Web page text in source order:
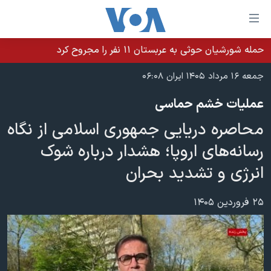
لینکهای
قابل
دسترسی
جهش
محتوای
جهش
به
صفحه
اصلی
جهش
به
جستجو
خانه
نسخه سبک وب‌سایت
موضوع ها
ایران
آمریکا
جهان
ورزشی
گزیده‌ها
ویژه برنامه‌ها
ویدیوها
برنامه های تلویزیونی
جدول برنامه ها
صفحه‌های ویژه
جام جهانی ۲۰۲۶
عملیات خشم حماسی
۲۵۰سالگی آمریکا
بایگانی برنامه‌های تلویزیونی
فرکانس‌های صدای آمریکا
پخش رادیویی
یادگیری زبان انگلیسی
حمله شورشیان حوثی به عربستان ۱۱ نفر را مجروح کرد
جمعه ۱۶ مرداد ۱۴۰۵ ایران ۰۶:۰۸
عملیات خشم حماسی
محاصره دریایی جمهوری اسلامی از نگاه
رسانه‌های اروپا؛ هشدار درباره شوک
انرژی و تشدید بحران
۲۵ فروردین ۱۴۰۵